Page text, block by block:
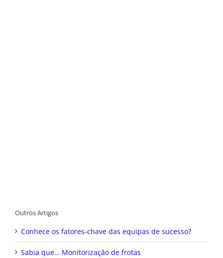
Outros Artigos
Conhece os fatores-chave das equipas de sucesso?
Sabia que… Monitorização de frotas